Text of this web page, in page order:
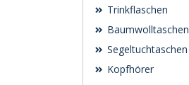
Trinkflaschen
Baumwolltaschen
Segeltuchtaschen
Kopfhörer